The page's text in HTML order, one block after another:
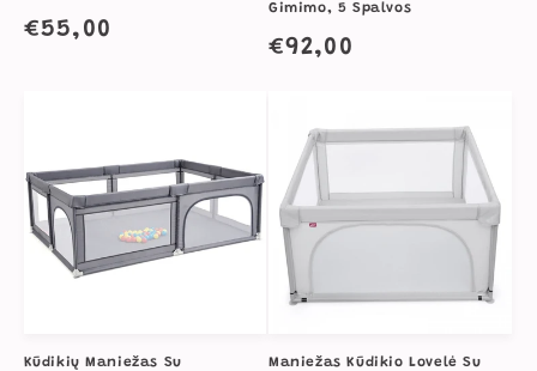
Įprasta
€55,00
Gimimo, 5 Spalvos
Įprasta
€92,00
Kūdikių Maniežas Su
Maniežas Kūdikio Lovelė Su